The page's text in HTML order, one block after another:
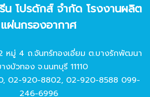
น โปรดักส์ จํากัด โรงงานผลิต
แผ่นกรองอากาศ
หมู่ 4 ถ.จันทร์ทองเอี่ยม ต.บางรักพัฒนา
งบัวทอง จ.นนทบุรี 11110
, 02-920-8802, 02-920-8588 099-
246-6996